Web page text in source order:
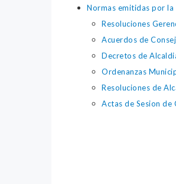
Normas emitidas por la
Resoluciones
Acuerdos de
Decretos de
Ordenanzas
Resoluciones de
Actas de Sesion de